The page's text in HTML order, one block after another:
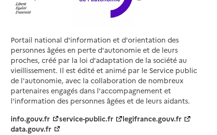
Portail national d'information et d'orientation des
personnes âgées en perte d'autonomie et de leurs
proches, créé par la loi d'adaptation de la société au
vieillissement. Il est édité et animé par le Service public
de l'autonomie, avec la collaboration de nombreux
partenaires engagés dans l'accompagnement et
l'information des personnes âgées et de leurs aidants.
info.gouv.fr
service-public.fr
legifrance.gouv.fr
data.gouv.fr